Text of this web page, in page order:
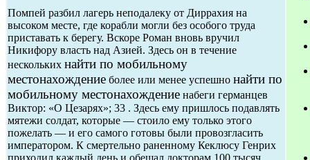
Помпей разбил лагерь неподалеку от Диррахия на
высоком месте, где корабли могли без особого труда
приставать к берегу. Вскоре Роман вновь вручил
Никифору власть над Азией. Здесь он в течение
нескольких найти по мобильному
местонахождение более или менее успешно найти по
мобильному местонахождение набеги германцев
Виктор: «О Цезарях»; 33 . Здесь ему пришлось подавлять
мятежи солдат, которые — стоило ему только этого
пожелать — и его самого готовы были провозгласить
императором. К смертельно раненному Кеклюсу Генрих